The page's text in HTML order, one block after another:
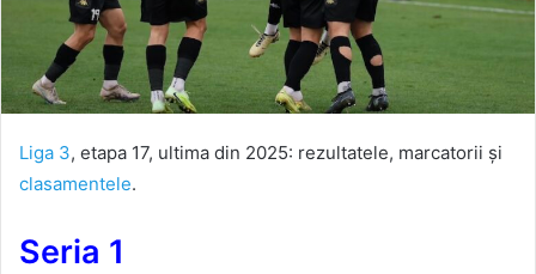
Liga 3, etapa 17, ultima din 2025: rezultatele, marcatorii și
clasamentele.
Seria 1